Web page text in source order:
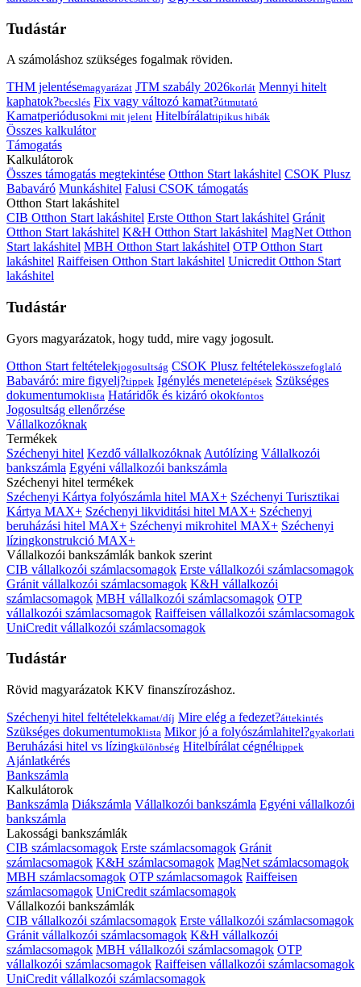
Tudástár
A számoláshoz szükséges fogalmak röviden.
THM jelentésemagyarázat JTM szabály 2026korlát Mennyi hitelt
kaphatok?becslés Fix vagy változó kamat?útmutató
Kamatperiódusokmi mit jelent Hitelbírálattipikus hibák
Összes kalkulátor
Támogatás
Kalkulátorok
Összes támogatás megtekintése Otthon Start lakáshitel CSOK Plusz
Babaváró Munkáshitel Falusi CSOK támogatás
Otthon Start lakáshitel
CIB Otthon Start lakáshitel Erste Otthon Start lakáshitel Gránit
Otthon Start lakáshitel K&H Otthon Start lakáshitel MagNet Otthon
Start lakáshitel MBH Otthon Start lakáshitel OTP Otthon Start
lakáshitel Raiffeisen Otthon Start lakáshitel Unicredit Otthon Start
lakáshitel
Tudástár
Gyors magyarázatok, hogy tudd, mire vagy jogosult.
Otthon Start feltételekjogosultság CSOK Plusz feltételekösszefoglaló
Babaváró: mire figyelj?tippek Igénylés menetelépések Szükséges
dokumentumoklista Határidők és kizáró okokfontos
Jogosultság ellenőrzése
Vállalkozóknak
Termékek
Széchenyi hitel Kezdő vállalkozóknak Autólízing Vállalkozói
bankszámla Egyéni vállalkozói bankszámla
Széchenyi hitel termékek
Széchenyi Kártya folyószámla hitel MAX+ Széchenyi Turisztikai
Kártya MAX+ Széchenyi likviditási hitel MAX+ Széchenyi
beruházási hitel MAX+ Széchenyi mikrohitel MAX+ Széchenyi
lízingkonstrukció MAX+
Vállalkozói bankszámlák bankok szerint
CIB vállalkozói számlacsomagok Erste vállalkozói számlacsomagok
Gránit vállalkozói számlacsomagok K&H vállalkozói
számlacsomagok MBH vállalkozói számlacsomagok OTP
vállalkozói számlacsomagok Raiffeisen vállalkozói számlacsomagok
UniCredit vállalkozói számlacsomagok
Tudástár
Rövid magyarázatok KKV finanszírozáshoz.
Széchenyi hitel feltételekkamat/díj Mire elég a fedezet?áttekintés
Szükséges dokumentumoklista Mikor jó a folyószámlahitel?gyakorlati
Beruházási hitel vs lízingkülönbség Hitelbírálat cégnéltippek
Ajánlatkérés
Bankszámla
Kalkulátorok
Bankszámla Diákszámla Vállalkozói bankszámla Egyéni vállalkozói
bankszámla
Lakossági bankszámlák
CIB számlacsomagok Erste számlacsomagok Gránit
számlacsomagok K&H számlacsomagok MagNet számlacsomagok
MBH számlacsomagok OTP számlacsomagok Raiffeisen
számlacsomagok UniCredit számlacsomagok
Vállalkozói bankszámlák
CIB vállalkozói számlacsomagok Erste vállalkozói számlacsomagok
Gránit vállalkozói számlacsomagok K&H vállalkozói
számlacsomagok MBH vállalkozói számlacsomagok OTP
vállalkozói számlacsomagok Raiffeisen vállalkozói számlacsomagok
UniCredit vállalkozói számlacsomagok